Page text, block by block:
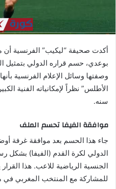
و
ي
أكدت صحيفة “ليكيب” الفرنسية أن
بوعدي، حسم قراره الدولي
وصفتها وسائل الإعلام الفرنسية
الأطلس” نظراً لإمكانياته الفنية
سنه.
موافقة الفيفا تحسم الملف
جاء هذا الحسم بعد موافقة غرفة
الدولي لكرة القدم (الفيفا)
الجنسية الرياضية للاعب. هذا
للمشاركة مع المنتخب المغربي في